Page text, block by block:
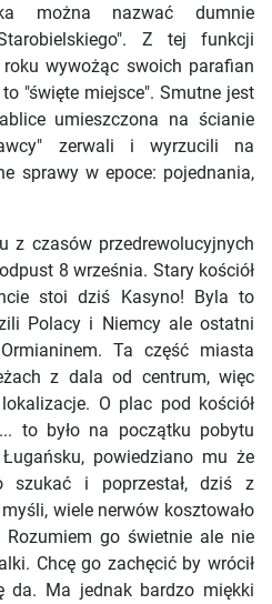
można nazwać dumnie
Z tej funkcji
wywożąc swoich parafian
"święte miejsce". Smutne jest
umieszczona na ścianie
zerwali i wyrzucili na
sprawy w epoce: pojednania,
z czasów przedrewolucyjnych
8 września. Stary kościół
stoi dziś Kasyno! Byla to
Polacy i Niemcy ale ostatni
Ta część miasta
z dala od centrum, więc
O plac pod kościół
to było na początku pobytu
powiedziano mu że
i poprzestał, dziś z
wiele nerwów kosztowało
go świetnie ale nie
Chcę go zachęcić by wrócił
Ma jednak bardzo miękki